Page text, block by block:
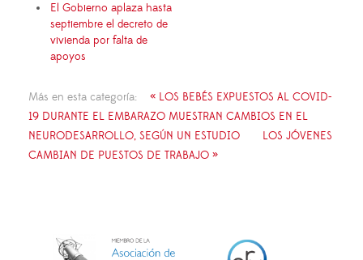
El Gobierno aplaza hasta
septiembre el decreto de
vivienda por falta de
apoyos
Más en esta categoría:
« LOS BEBÉS EXPUESTOS AL COVID-
19 DURANTE EL EMBARAZO MUESTRAN CAMBIOS EN EL
NEURODESARROLLO, SEGÚN UN ESTUDIO
LOS JÓVENES
CAMBIAN DE PUESTOS DE TRABAJO »